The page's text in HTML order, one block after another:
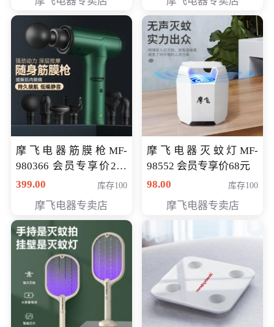
摩飞电器筋膜枪MF-
980366 会员专享价299
元
399.00 库存100
摩飞电器专卖店
摩飞电器灭蚊灯MF-
98552 会员专享价68元
98.00
库存100
摩飞电器专卖店